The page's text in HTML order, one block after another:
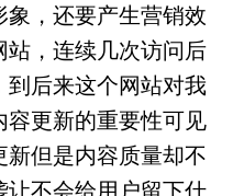
象，还要产生营销效
，连续几次访问后
后来这个网站对我
更新的重要性可见
但是内容质量却不
不会给用户留下什